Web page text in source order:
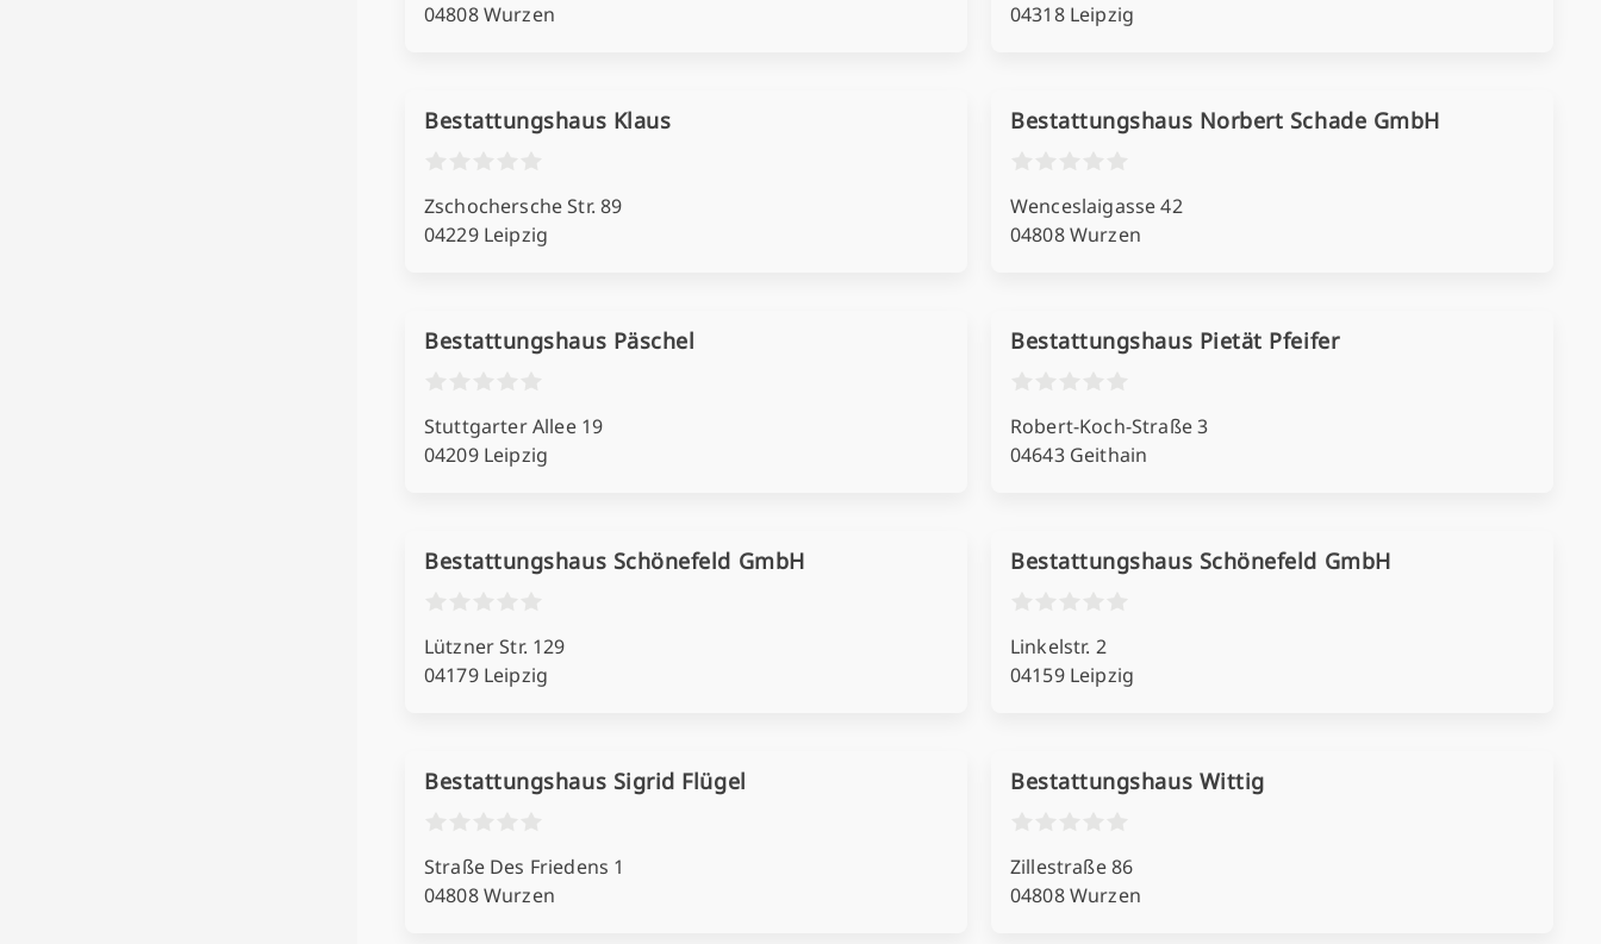
04808 Wurzen
04318 Leipzig
Bestattungshaus Klaus
Zschochersche Str. 89
04229 Leipzig
Bestattungshaus Norbert Schade GmbH
Wenceslaigasse 42
04808 Wurzen
Bestattungshaus Päschel
Stuttgarter Allee 19
04209 Leipzig
Bestattungshaus Pietät Pfeifer
Robert-Koch-Straße 3
04643 Geithain
Bestattungshaus Schönefeld GmbH
Lützner Str. 129
04179 Leipzig
Bestattungshaus Schönefeld GmbH
Linkelstr. 2
04159 Leipzig
Bestattungshaus Sigrid Flügel
Straße Des Friedens 1
04808 Wurzen
Bestattungshaus Wittig
Zillestraße 86
04808 Wurzen